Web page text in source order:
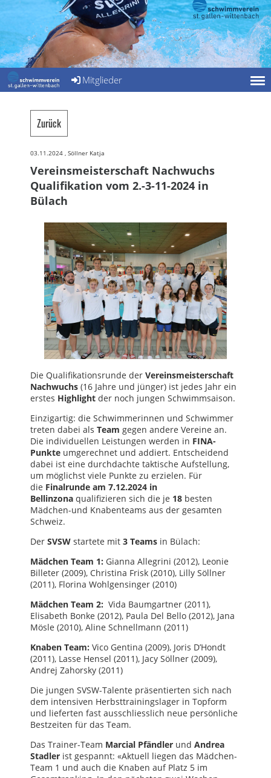
Mitglieder
Zurück
03.11.2024 , Söllner Katja
Vereinsmeisterschaft Nachwuchs
Qualifikation vom 2.-3-11-2024 in
Bülach
Die Qualifikationsrunde der Vereinsmeisterschaft
Nachwuchs (16 Jahre und jünger) ist jedes Jahr ein
erstes Highlight der noch jungen Schwimmsaison.
Einzigartig: die Schwimmerinnen und Schwimmer
treten dabei als Team gegen andere Vereine an.
Die individuellen Leistungen werden in FINA-
Punkte umgerechnet und addiert. Entscheidend
dabei ist eine durchdachte taktische Aufstellung,
um möglichst viele Punkte zu erzielen. Für
die Finalrunde am 7.12.2024 in
Bellinzona qualifizieren sich die je 18 besten
Mädchen-und Knabenteams aus der gesamten
Schweiz.
Der SVSW startete mit 3 Teams in Bülach:
Mädchen Team 1: Gianna Allegrini (2012), Leonie
Billeter (2009), Christina Frisk (2010), Lilly Söllner
(2011), Florina Wohlgensinger (2010)
Mädchen Team 2: Vida Baumgartner (2011),
Elisabeth Bonke (2012), Paula Del Bello (2012), Jana
Mösle (2010), Aline Schnellmann (2011)
Knaben Team: Vico Gentina (2009), Joris D’Hondt
(2011), Lasse Hensel (2011), Jacy Söllner (2009),
Andrej Zahorsky (2011)
Die jungen SVSW-Talente präsentierten sich nach
dem intensiven Herbsttrainingslager in Topform
und lieferten fast ausschliesslich neue persönliche
Bestzeiten für das Team.
Das Trainer-Team Marcial Pfändler und Andrea
Stadler ist gespannt: «Aktuell liegen das Mädchen-
Team 1 und auch die Knaben auf Platz 5 im